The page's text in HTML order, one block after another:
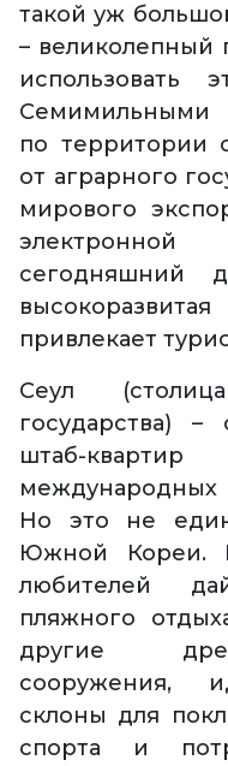
такой уж
– великолепный
использовать
Семимильными
по территории
от аграрного
мирового
сегодняшний
привлекает
Сеул
государства) –
штаб-
Но это не
Южной Кореи.
любителей
пляжного
другие
сооружения,
склоны для
спорта и